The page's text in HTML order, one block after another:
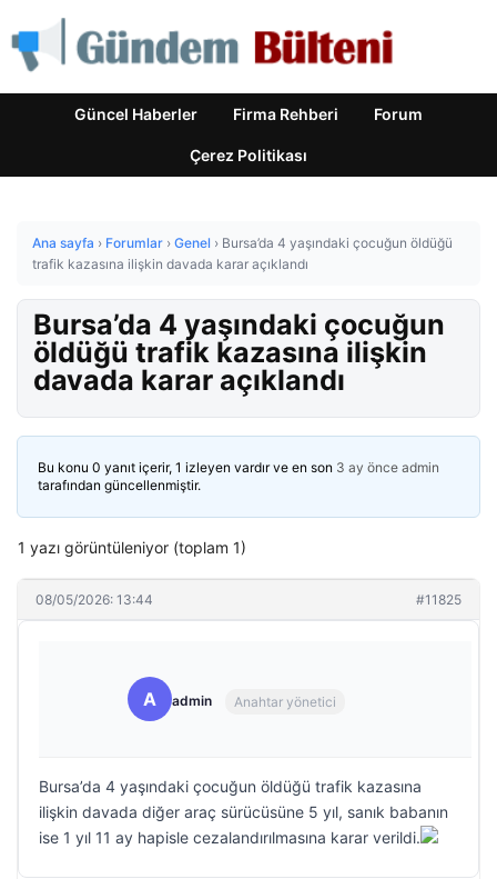
Güncel Haberler Firma Rehberi Forum
Çerez Politikası
Ana sayfa › Forumlar › Genel › Bursa’da 4 yaşındaki çocuğun öldüğü
trafik kazasına ilişkin davada karar açıklandı
Bursa’da 4 yaşındaki çocuğun
öldüğü trafik kazasına ilişkin
davada karar açıklandı
Bu konu 0 yanıt içerir, 1 izleyen vardır ve en son 3 ay önce admin
tarafından güncellenmiştir.
1 yazı görüntüleniyor (toplam 1)
08/05/2026: 13:44 #11825
A admin Anahtar yönetici
Bursa’da 4 yaşındaki çocuğun öldüğü trafik kazasına
ilişkin davada diğer araç sürücüsüne 5 yıl, sanık babanın
ise 1 yıl 11 ay hapisle cezalandırılmasına karar verildi.